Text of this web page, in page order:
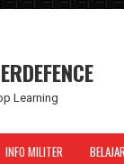
Learning
INFO MILITER